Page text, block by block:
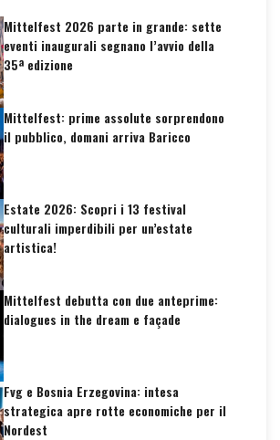
Mittelfest 2026 parte in grande: sette
eventi inaugurali segnano l’avvio della
35ª edizione
Mittelfest: prime assolute sorprendono
il pubblico, domani arriva Baricco
Estate 2026: Scopri i 13 festival
culturali imperdibili per un’estate
artistica!
Mittelfest debutta con due anteprime:
dialogues in the dream e façade
Fvg e Bosnia Erzegovina: intesa
strategica apre rotte economiche per il
Nordest